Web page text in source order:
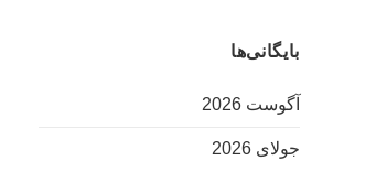
بایگانی‌ها
آگوست 2026
جولای 2026